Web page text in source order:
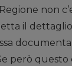
non
il
però questo